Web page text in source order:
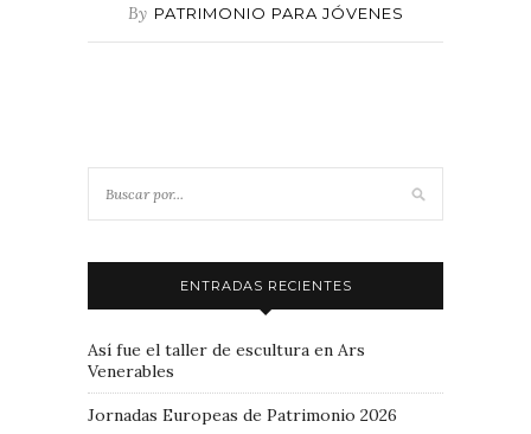
By PATRIMONIO PARA JÓVENES
ENTRADAS RECIENTES
Así fue el taller de escultura en Ars
Venerables
Jornadas Europeas de Patrimonio 2026